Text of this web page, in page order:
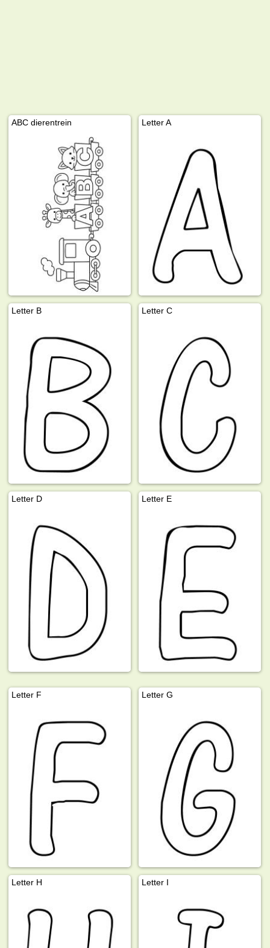
ABC dierentrein Letter A
Letter B Letter C
Letter D Letter E
Letter F Letter G
Letter H Letter I